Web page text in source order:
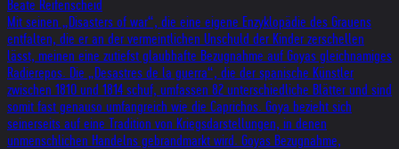
Beate Reifenscheid
Mit seinen „Disasters of war“, die eine eigene Enzyklopädie des Grauens
entfalten, die er an der vermeintlichen Unschuld der Kinder zerschellen
lässt, meinen eine zutiefst glaubhafte Bezugnahme auf Goyas gleichnamiges
Radierepos. Die „Desastres de la guerra“, die der spanische Künstler
zwischen 1810 und 1814 schuf, umfassen 82 unterschiedliche Blätter und sind
somit fast genauso umfangreich wie die Caprichos. Goya bezieht sich
seinerseits auf eine Tradition von Kriegsdarstellungen, in denen
unmenschlichen Handelns gebrandmarkt wird. Goyas Bezugnahme,